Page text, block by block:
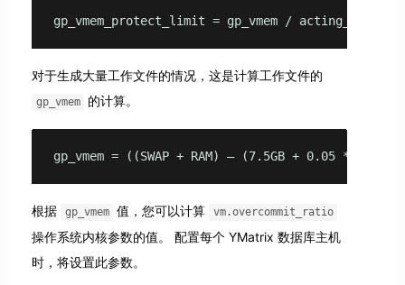
gp_vmem_protect_limit = gp_vmem /
对于生成大量工作文件的情况，这是计算工作文件的
gp_vmem 的计算。
gp_vmem = ((SWAP + RAM) – (7.5GB + 0.05 *
根据 gp_vmem 值，您可以计算 vm.overcommit_ratio
操作系统内核参数的值。 配置每个 YMatrix 数据库主机
时，将设置此参数。